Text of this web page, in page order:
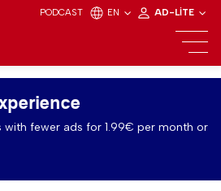
PODCAST EN AD-LITE
with fewer ads for 1.99€ per month or